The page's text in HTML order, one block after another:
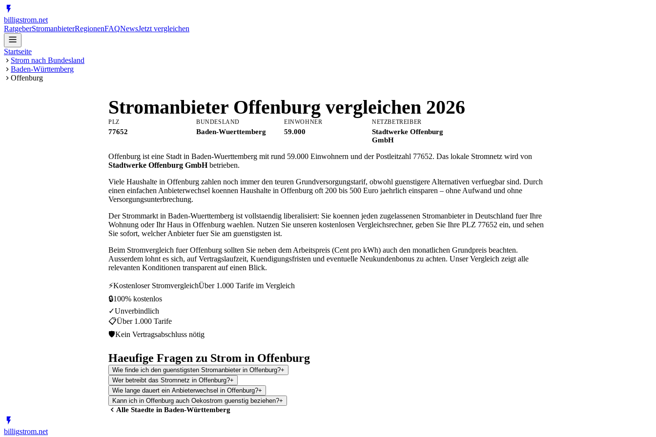
billigstrom.net
RatgeberStromanbieterRegionenFAQNewsJetzt vergleichen
Startseite
Strom nach Bundesland
Baden-Württemberg
Offenburg
Stromanbieter Offenburg vergleichen 2026
PLZ
77652
BUNDESLAND
Baden-Wuerttemberg
EINWOHNER
59.000
NETZBETREIBER
Stadtwerke Offenburg
GmbH
Offenburg ist eine Stadt in Baden-Wuerttemberg mit rund 59.000 Einwohnern und der Postleitzahl 77652. Das lokale Stromnetz wird von
Stadtwerke Offenburg GmbHbetrieben.
Viele Haushalte in Offenburg zahlen noch immer den teuren Grundversorgungstarif, obwohl guenstigere Alternativen verfuegbar sind. Durch
einen einfachen Anbieterwechsel koennen Haushalte in Offenburg oft 200 bis 500 Euro jaehrlich einsparen – ohne Aufwand und ohne
Versorgungsunterbrechung.
Der Strommarkt in Baden-Wuerttemberg ist vollstaendig liberalisiert: Sie koennen jeden zugelassenen Stromanbieter in Deutschland fuer Ihre
Wohnung oder Ihr Haus in Offenburg waehlen. Nutzen Sie unseren kostenlosen Vergleichsrechner, geben Sie Ihre PLZ 77652 ein, und sehen
Sie sofort, welcher Anbieter fuer Sie am guenstigsten ist.
Beim Stromvergleich fuer Offenburg sollten Sie neben dem Arbeitspreis (Cent pro kWh) auch den monatlichen Grundpreis beachten.
Ausserdem lohnt es sich, auf Vertragslaufzeit, Kuendigungsfristen und eventuelle Neukundenbonus zu achten. Unser Vergleich zeigt alle
relevanten Konditionen transparent auf einen Blick.
⚡Kostenloser StromvergleichÜber 1.000 Tarife im Vergleich
🔒100% kostenlos
✓Unverbindlich
📋Über 1.000 Tarife
🛡Kein Vertragsabschluss nötig
Haeufige Fragen zu Strom in Offenburg
Wie finde ich den guenstigsten Stromanbieter in Offenburg?+
Wer betreibt das Stromnetz in Offenburg?+
Wie lange dauert ein Anbieterwechsel in Offenburg?+
Kann ich in Offenburg auch Oekostrom guenstig beziehen?+
Alle Staedte in Baden-Württemberg
billigstrom.net